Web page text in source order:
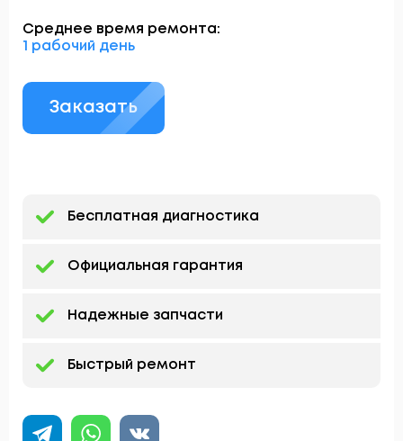
Среднее время ремонта:
1 рабочий день
Заказать
Бесплатная диагностика
Официальная гарантия
Надежные запчасти
Быстрый ремонт